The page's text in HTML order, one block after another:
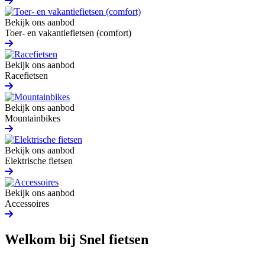
Bekijk ons aanbod
Toer- en vakantiefietsen (comfort)
Bekijk ons aanbod
Racefietsen
Bekijk ons aanbod
Mountainbikes
Bekijk ons aanbod
Elektrische fietsen
Bekijk ons aanbod
Accessoires
Welkom bij Snel fietsen